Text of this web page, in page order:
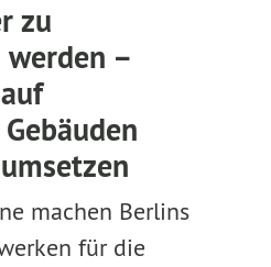
zu
–
machen Berlins
für die